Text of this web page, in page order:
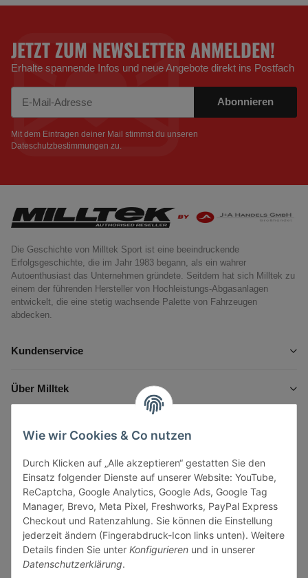
Wie wir Cookies & Co nutzen
Durch Klicken auf „Alle akzeptieren“ gestatten Sie den
Einsatz folgender Dienste auf unserer Website: YouTube,
ReCaptcha, Google Analytics, Google Ads, Google Tag
Manager, Brevo, Meta Pixel, Freshworks, PayPal Express
Checkout und Ratenzahlung. Sie können die Einstellung
jederzeit ändern (Fingerabdruck-Icon links unten). Weitere
Details finden Sie unter Konfigurieren und in unserer
Datenschutzerklärung.
JETZT ZUM NEWSLETTER ANMELDEN!
Erhalte spannende Infos und neue Angebote direkt ins Postfach
Abonnieren
Mit dem Eintragen deiner Mail stimmst du unseren
Dateschutzbestimmungen zu.
Die Geschichte von Milltek Sport ist eine beeindruckende
Erfolgsgeschichte, die im Jahr 1983 begann, als ein wahrer
Autoenthusiast das Unternehmen gründete. Seitdem hat sich Milltek zu
einem der führenden Hersteller von Hochleistungs-Abgasanlagen
entwickelt, die eine stetig wachsende Palette von Fahrzeugen
abdecken.
Kundenservice
Über Milltek
Gesetzliche Informationen
Vertrag widerrufen
Sicher bezahlen via: